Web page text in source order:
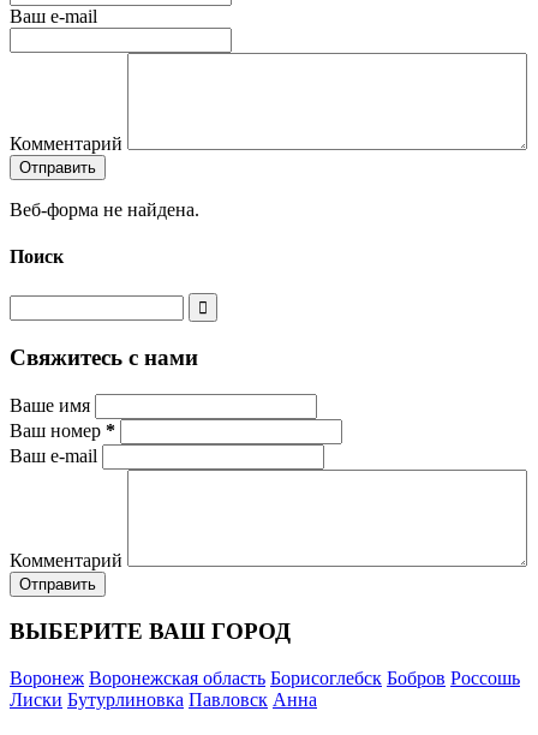
Ваш e-mail
Комментарий
Веб-форма не найдена.
Поиск
Свяжитесь с нами
Ваше имя
Ваш номер *
Ваш e-mail
Комментарий
ВЫБЕРИТЕ ВАШ ГОРОД
Воронеж Воронежская область Борисоглебск Бобров Россошь
Лиски Бутурлиновка Павловск Анна